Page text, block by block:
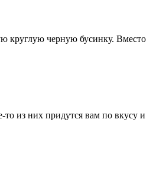
круглую черную бусинку. Вместо
из них придутся вам по вкусу и